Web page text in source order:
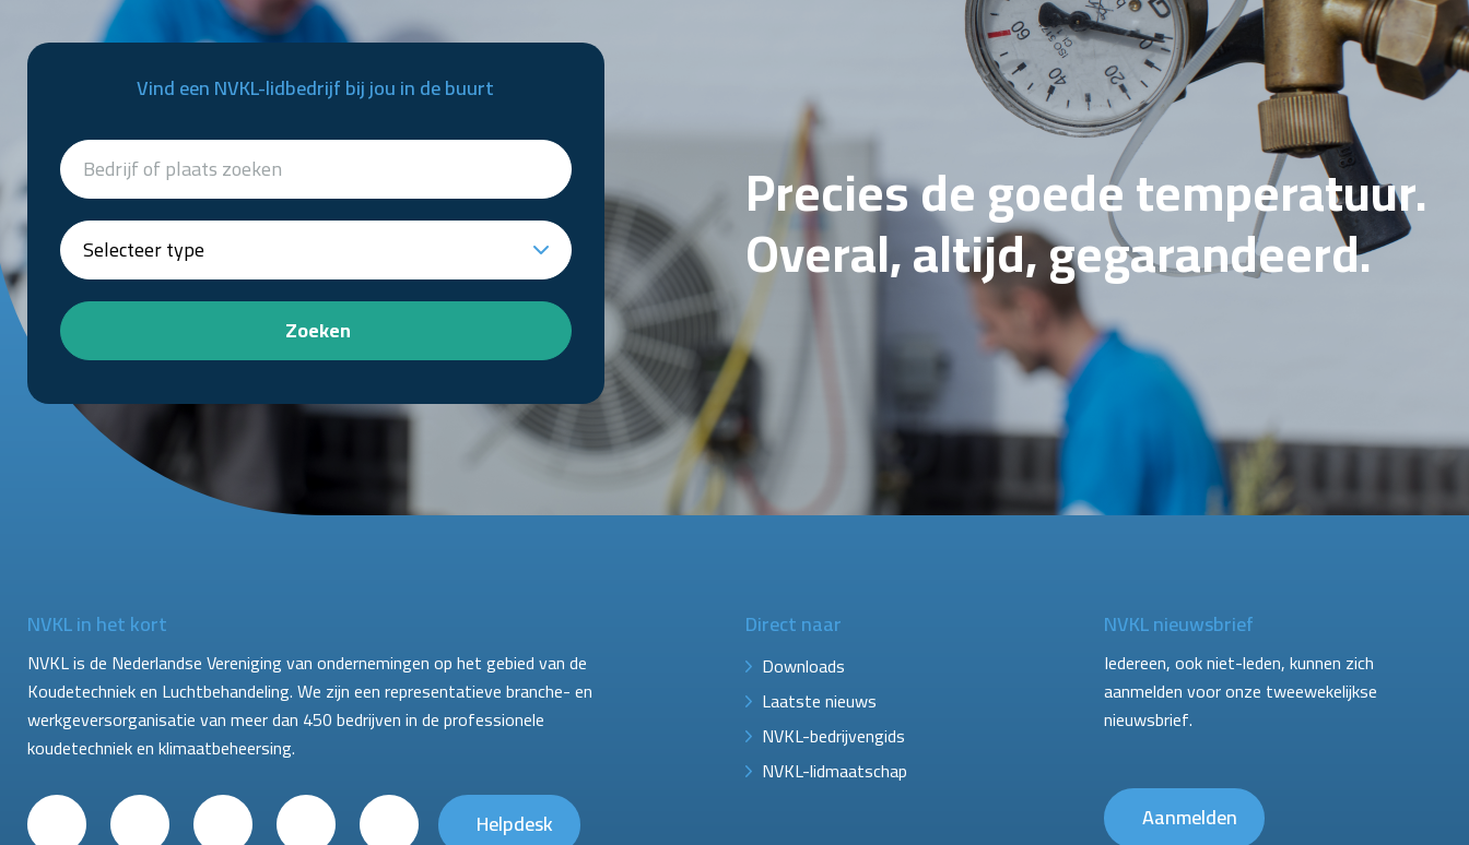
Vind een NVKL-lidbedrijf bij jou in de buurt
Zoeken
Precies de goede temperatuur.
Overal, altijd, gegarandeerd.
NVKL in het kort
NVKL is de Nederlandse Vereniging van ondernemingen op het gebied van de
Koudetechniek en Luchtbehandeling. We zijn een representatieve branche- en
werkgeversorganisatie van meer dan 450 bedrijven in de professionele
koudetechniek en klimaatbeheersing.
Helpdesk
Direct naar
Downloads
Laatste nieuws
NVKL-bedrijvengids
NVKL-lidmaatschap
NVKL nieuwsbrief
Iedereen, ook niet-leden, kunnen zich
aanmelden voor onze tweewekelijkse
nieuwsbrief.
Aanmelden